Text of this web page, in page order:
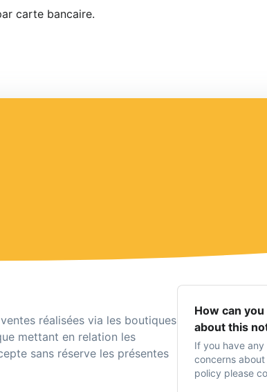
carte bancaire.
réalisées via les boutiques
mettant en relation les
sans réserve les présentes
How can
about this
If you have
concerns
policy please